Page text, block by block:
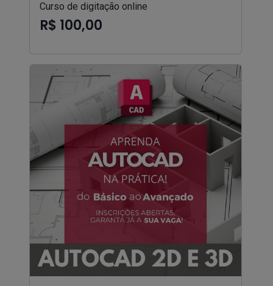
Curso de digitação online
R$ 100,00